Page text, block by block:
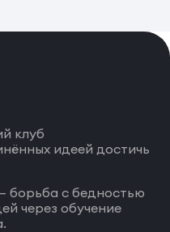
клуб
идеей достичь
борьба с бедностью
через обучение